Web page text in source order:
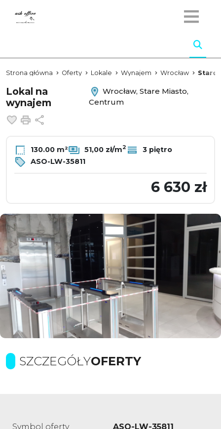
Strona główna Oferty Lokale Wynajem Wrocław Stare
Lokal na
wynajem
Wrocław, Stare Miasto,
Centrum
Dodaj do ulubionych
Drukuj
130.00 m² 51,00 zł/m2
3 piętro
ASO-LW-35811
6 630 zł
SZCZEGÓŁYOFERTY
Symbol oferty
ASO-LW-35811